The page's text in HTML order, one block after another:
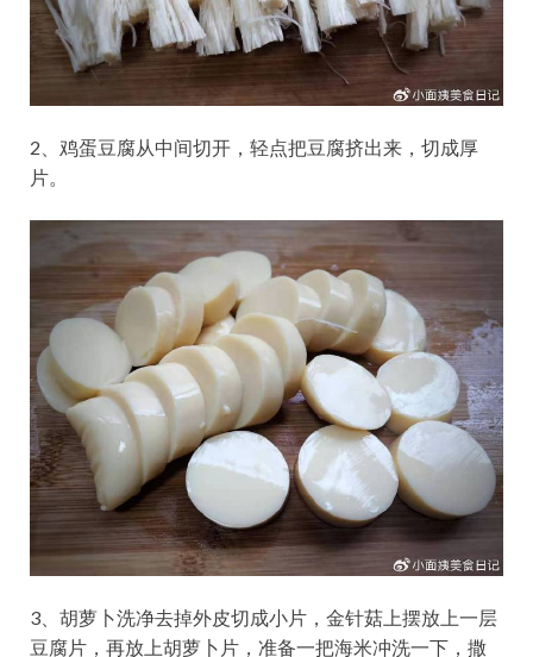
2、鸡蛋豆腐从中间切开，轻点把豆腐挤出来，切成厚
片。
3、胡萝卜洗净去掉外皮切成小片，金针菇上摆放上一层
豆腐片，再放上胡萝卜片，准备一把海米冲洗一下，撒